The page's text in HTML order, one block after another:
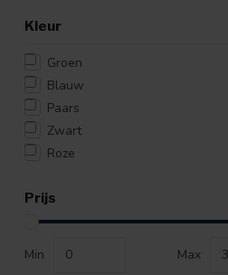
Kleur
Groen
Blauw
Paars
Zwart
Roze
Prijs
Min Max